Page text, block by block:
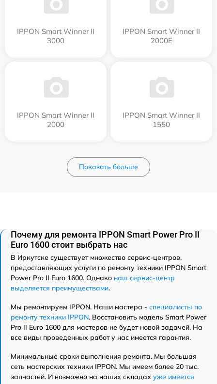
IPPON Smart Winner II
3000
IPPON Smart Winner II
2000E
IPPON Smart Winner II
2000
IPPON Smart Winner II
1550
Показать больше
Почему для ремонта IPPON Smart Power Pro II
Euro 1600 стоит выбрать нас
В Иркутске существует множество сервис-центров,
предоставляющих услуги по ремонту техники IPPON Smart
Power Pro II Euro 1600. Однако наш сервис-центр
выделяется преимуществами.
Мы ремонтируем IPPON. Наши мастера - специалисты по
ремонту техники IPPON. Восстановить модель Smart Power
Pro II Euro 1600 для мастеров не будет новой задачей. На
все виды проведенных работ у нас имеется гарантия.
Минимальные сроки выполнения ремонта. Мы большая
сеть мастерских техники IPPON. Мы имеем более 20 тыс.
запчастей. И возможно на наших складах уже имеется